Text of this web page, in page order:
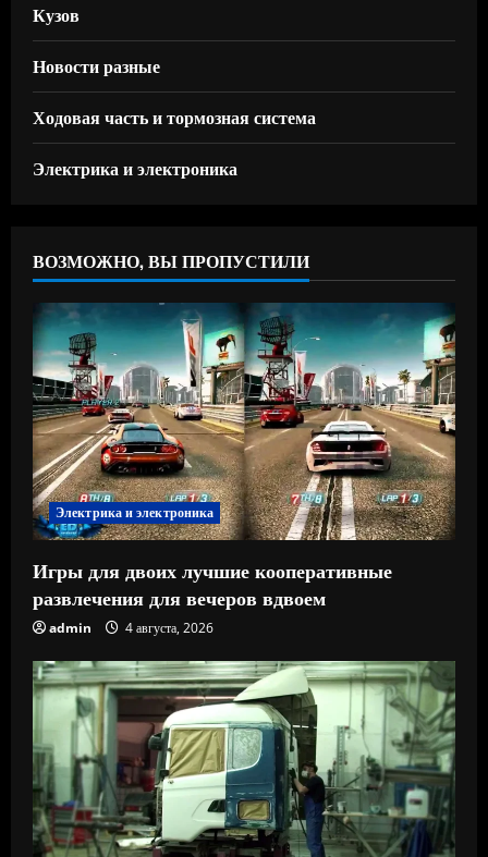
Кузов
Новости разные
Ходовая часть и тормозная система
Электрика и электроника
ВОЗМОЖНО, ВЫ ПРОПУСТИЛИ
Электрика и электроника
Игры для двоих лучшие кооперативные
развлечения для вечеров вдвоем
admin 4 августа, 2026